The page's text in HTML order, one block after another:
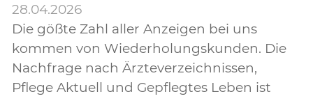
28.04.2026
Die gößte Zahl aller Anzeigen bei uns
kommen von Wiederholungskunden. Die
Nachfrage nach Ärzteverzeichnissen,
Pflege Aktuell und Gepflegtes Leben ist